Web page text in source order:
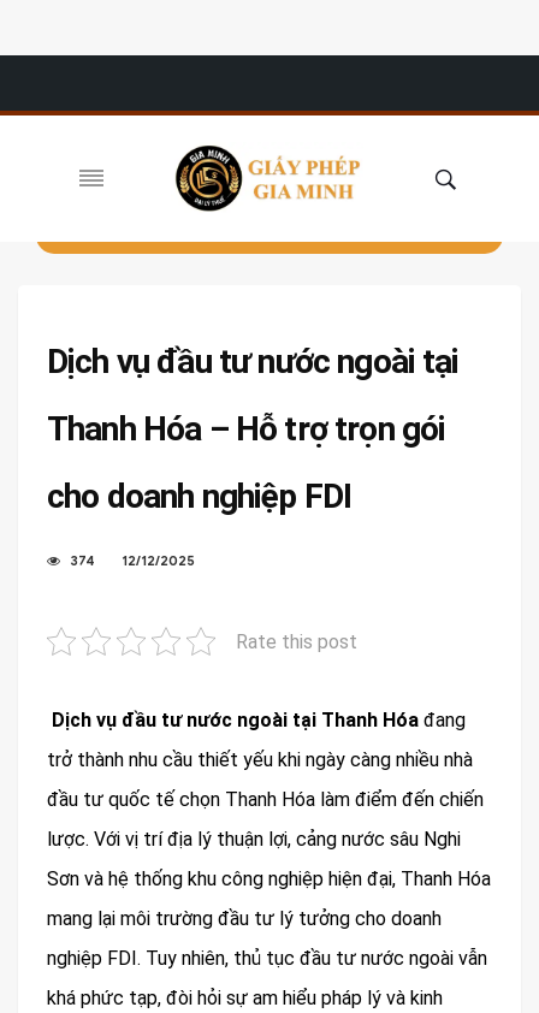
Dịch vụ đầu tư nước ngoài tại
Thanh Hóa – Hỗ trợ trọn gói
cho doanh nghiệp FDI
374 12/12/2025
Rate this post
Dịch vụ đầu tư nước ngoài tại Thanh Hóa đang
trở thành nhu cầu thiết yếu khi ngày càng nhiều nhà
đầu tư quốc tế chọn Thanh Hóa làm điểm đến chiến
lược. Với vị trí địa lý thuận lợi, cảng nước sâu Nghi
Sơn và hệ thống khu công nghiệp hiện đại, Thanh Hóa
mang lại môi trường đầu tư lý tưởng cho doanh
nghiệp FDI. Tuy nhiên, thủ tục đầu tư nước ngoài vẫn
khá phức tạp, đòi hỏi sự am hiểu pháp lý và kinh